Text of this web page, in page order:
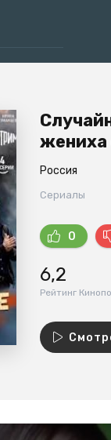
жениха
Россия
Сериалы
0
6,2
Рейтинг